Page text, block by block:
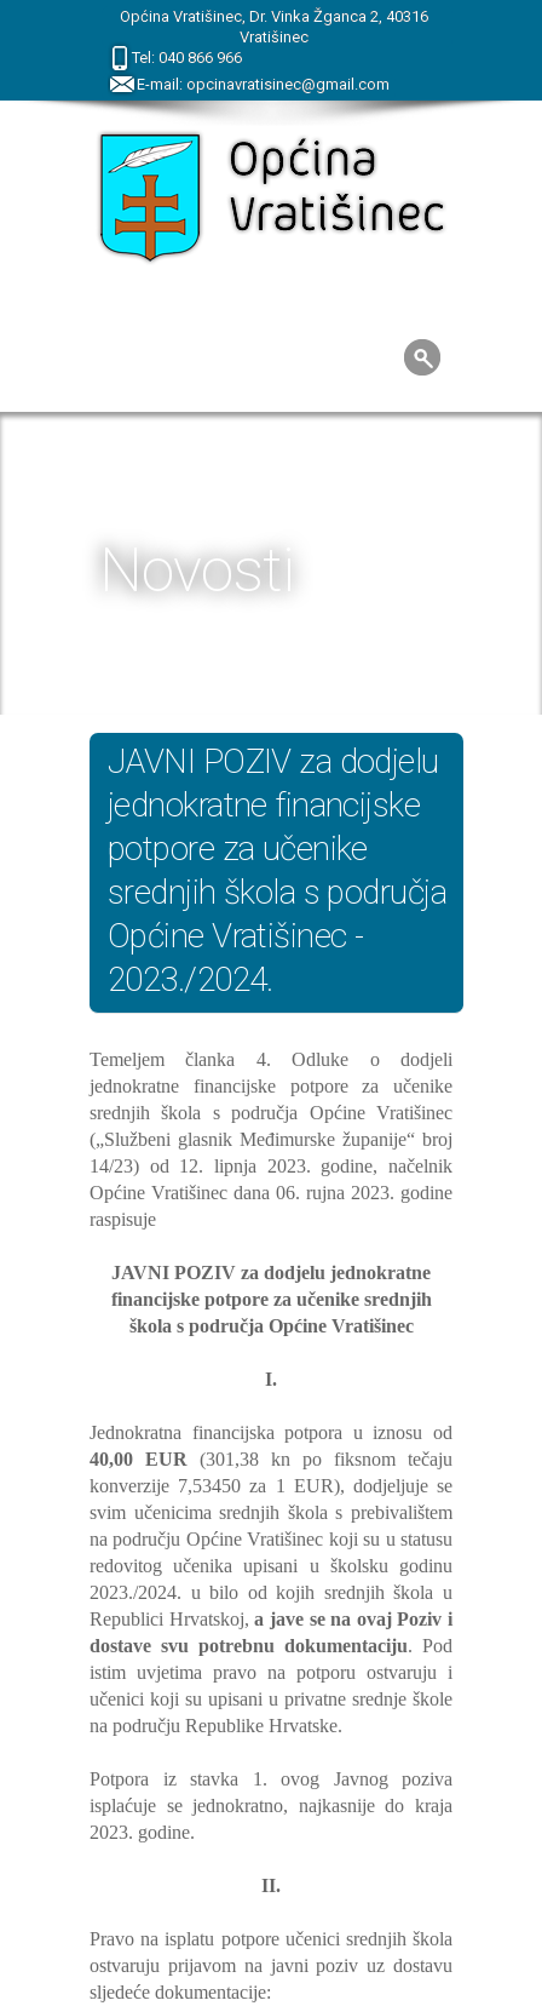
Općina Vratišinec, Dr. Vinka Žganca 2, 40316
Vratišinec
Tel: 040 866 966
E-mail: opcinavratisinec@gmail.com
Novosti
JAVNI POZIV za dodjelu
jednokratne financijske
potpore za učenike
srednjih škola s područja
Općine Vratišinec -
2023./2024.
Temeljem članka 4. Odluke o dodjeli
jednokratne financijske potpore za učenike
srednjih škola s područja Općine Vratišinec
(„Službeni glasnik Međimurske županije“ broj
14/23) od 12. lipnja 2023. godine, načelnik
Općine Vratišinec dana 06. rujna 2023. godine
raspisuje
JAVNI POZIV za dodjelu jednokratne
financijske potpore za učenike srednjih
škola s područja Općine Vratišinec
I.
Jednokratna financijska potpora u iznosu od
40,00 EUR (301,38 kn po fiksnom tečaju
konverzije 7,53450 za 1 EUR), dodjeljuje se
svim učenicima srednjih škola s prebivalištem
na području Općine Vratišinec koji su u statusu
redovitog učenika upisani u školsku godinu
2023./2024. u bilo od kojih srednjih škola u
Republici Hrvatskoj,a jave se na ovaj Poziv i
dostave svu potrebnu dokumentaciju. Pod
istim uvjetima pravo na potporu ostvaruju i
učenici koji su upisani u privatne srednje škole
na području Republike Hrvatske.
Potpora iz stavka 1. ovog Javnog poziva
isplaćuje se jednokratno, najkasnije do kraja
2023. godine.
II.
Pravo na isplatu potpore učenici srednjih škola
ostvaruju prijavom na javni poziv uz dostavu
sljedeće dokumentacije: